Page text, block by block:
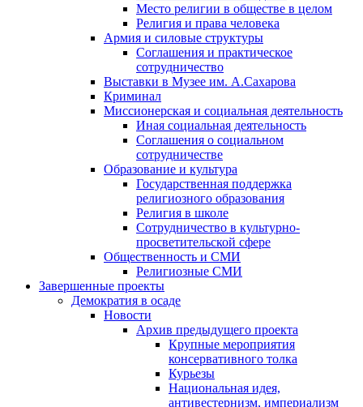
Место религии в обществе в целом
Религия и права человека
Армия и силовые структуры
Соглашения и практическое
сотрудничество
Выставки в Музее им. А.Сахарова
Криминал
Миссионерская и социальная деятельность
Иная социальная деятельность
Соглашения о социальном
сотрудничестве
Образование и культура
Государственная поддержка
религиозного образования
Религия в школе
Сотрудничество в культурно-
просветительской сфере
Общественность и СМИ
Религиозные СМИ
Завершенные проекты
Демократия в осаде
Новости
Архив предыдущего проекта
Крупные мероприятия
консервативного толка
Курьезы
Национальная идея,
антивестернизм, империализм